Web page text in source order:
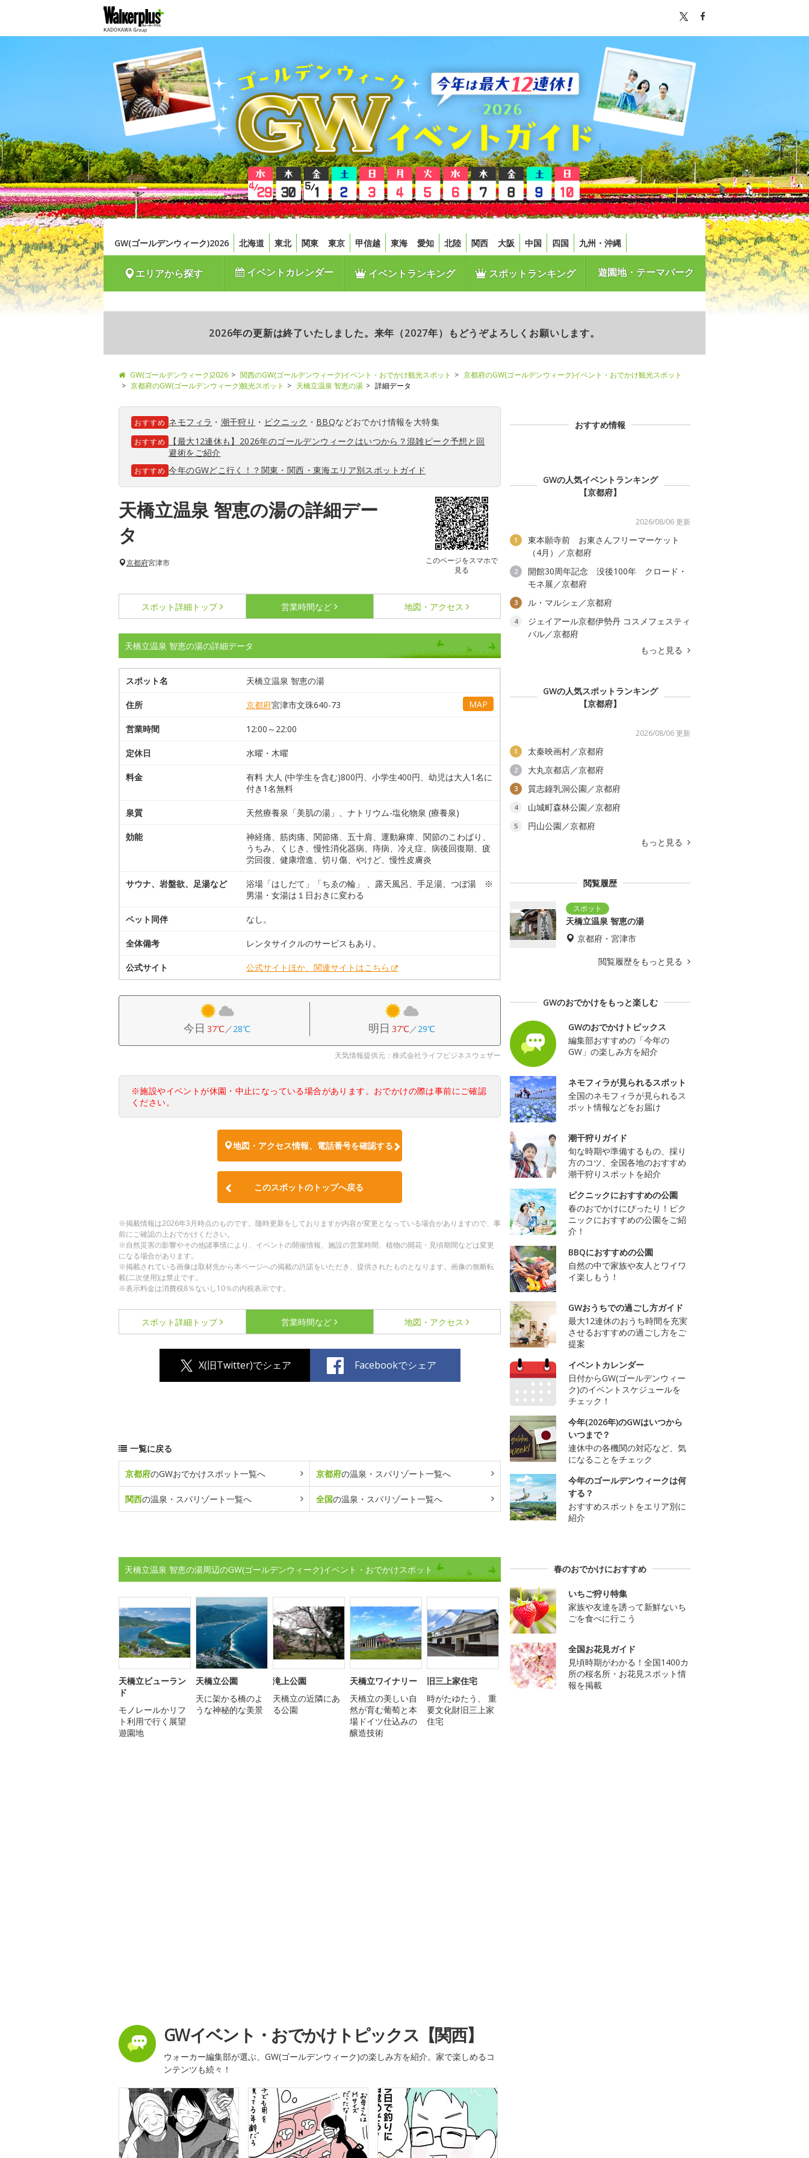
GW(ゴールデンウィーク)2026 北海道 東北 関東 東京 甲信越 東海 愛知 北陸 関西 大阪 中国 四国 九州・沖縄
エリアから探す イベントカレンダー イベントランキング スポットランキング 遊園地・テーマパーク
2026年の更新は終了いたしました。来年（2027年）もどうぞよろしくお願いします。
GW(ゴールデンウィーク)2026 関西のGW(ゴールデンウィーク)イベント・おでかけ観光スポット
京都府のGW(ゴールデンウィーク)イベント・おでかけ観光スポット
京都府のGW(ゴールデンウィーク)観光スポット
天橋立温泉 智恵の湯 詳細データ
おすすめ ネモフィラ ・ 潮干狩り ・ ピクニック ・ BBQなどおでかけ情報を大特集
おすすめ
【最大12連休も】2026年のゴールデンウィークはいつから？混雑ピーク予想と回
避術をご紹介
おすすめ 今年のGWどこ行く！？関東・関西・東海エリア別スポットガイド
天橋立温泉 智恵の湯の詳細デー
タ
このページをスマホで
見る
京都府宮津市
スポット詳細 トップ 営業時間など 地図・アクセス
天橋立温泉 智恵の湯の詳細データ
スポット名 天橋立温泉 智恵の湯
住所 京都府宮津市文珠640-73 MAP
営業時間 12:00～22:00
定休日 水曜・木曜
料金
有料 大人 (中学生を含む)800円、小学生400円、幼児は大人1名に
付き1名無料
泉質 天然療養泉「美肌の湯」、ナトリウム-塩化物泉 (療養泉)
効能
神経痛、筋肉痛、関節痛、五十肩、運動麻痺、関節のこわばり、
うちみ、くじき、慢性消化器病、痔病、冷え症、病後回復期、疲
労回復、健康増進、切り傷、やけど、慢性皮膚炎
サウナ、岩盤欲、足湯など
浴場「はしだて」「ちゑの輪」 、露天風呂、手足湯、つぼ湯 ※
男湯・女湯は１日おきに変わる
ペット同伴 なし。
全体備考 レンタサイクルのサービスもあり。
公式サイト 公式サイトほか、関連サイトはこちら
今日 37℃／28℃ 明日 37℃／29℃
天気情報提供元：株式会社ライフビジネスウェザー
※施設やイベントが休園・中止になっている場合があります。おでかけの際は事前にご確認
ください。
地図・アクセス情報、電話番号を確認する
このスポットのトップへ戻る
※掲載情報は2026年3月時点のものです。随時更新をしておりますが内容が変更となっている場合がありますので、事
前にご確認の上おでかけください。
※自然災害の影響やその他諸事情により、イベントの開催情報、施設の営業時間、植物の開花・見頃期間などは変更
になる場合があります。
※掲載されている画像は取材先から本ページへの掲載の許諾をいただき、提供されたものとなります。画像の無断転
載(二次使用)は禁止です。
※表示料金は消費税8％ないし10％の内税表示です。
スポット詳細 トップ 営業時間など 地図・アクセス
X(旧Twitter)でシェア Facebookでシェア
一覧に戻る
京都府のGWおでかけスポット一覧へ 京都府の温泉・スパリゾート一覧へ
関西の温泉・スパリゾート一覧へ 全国の温泉・スパリゾート一覧へ
天橋立温泉 智恵の湯周辺のGW(ゴールデンウィーク)イベント・おでかけスポット
天橋立ビューラン
ド
モノレールかリフ
ト利用で行く展望
遊園地
天橋立公園
天に架かる橋のよ
うな神秘的な美景
滝上公園
天橋立の近隣にあ
る公園
天橋立ワイナリー
天橋立の美しい自
然が育む葡萄と本
場ドイツ仕込みの
醸造技術
旧三上家住宅
時がたゆたう、 重
要文化財旧三上家
住宅
GWイベント・おでかけトピックス【関西】
ウォーカー編集部が選ぶ、GW(ゴールデンウィーク)の楽しみ方を紹介。家で楽しめるコ
ンテンツも続々！
おすすめ情報
GWの人気イベントランキング
【京都府】
2026/08/06 更新
1
東本願寺前 お東さんフリーマーケット
（4月）／京都府
2
開館30周年記念 没後100年 クロード・
モネ展／京都府
3 ル・マルシェ／京都府
4
ジェイアール京都伊勢丹 コスメフェスティ
バル／京都府
もっと見る
GWの人気スポットランキング
【京都府】
2026/08/06 更新
1 太秦映画村／京都府
2 大丸京都店／京都府
3 質志鐘乳洞公園／京都府
4 山城町森林公園／京都府
5
円山公園／京都府
もっと見る
閲覧履歴
天橋立温泉 智恵の湯
京都府・宮津市
閲覧履歴をもっと見る
GWのおでかけをもっと楽しむ
GWのおでかけトピックス
編集部おすすめの「今年の
GW」の楽しみ方を紹介
ネモフィラが見られるスポット
全国のネモフィラが見られるス
ポット情報などをお届け
潮干狩りガイド
旬な時期や準備するもの、採り
方のコツ、全国各地のおすすめ
潮干狩りスポットを紹介
ピクニックにおすすめの公園
春のおでかけにぴったり！ピク
ニックにおすすめの公園をご紹
介！
BBQにおすすめの公園
自然の中で家族や友人とワイワ
イ楽しもう！
GWおうちでの過ごし方ガイド
最大12連休のおうち時間を充実
させるおすすめの過ごし方をご
提案
イベントカレンダー
日付からGW(ゴールデンウィー
ク)のイベントスケジュールを
チェック！
今年(2026年)のGWはいつから
いつまで？
連休中の各機関の対応など、気
になることをチェック
今年のゴールデンウィークは何
する？
おすすめスポットをエリア別に
紹介
春のおでかけにおすすめ
いちご狩り特集
家族や友達を誘って新鮮ないち
ごを食べに行こう
全国お花見ガイド
見頃時期がわかる！全国1400カ
所の桜名所・お花見スポット情
報を掲載